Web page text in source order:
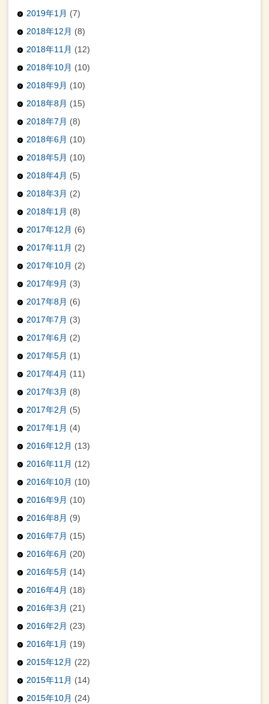
2019年1月 (7)
2018年12月 (8)
2018年11月 (12)
2018年10月 (10)
2018年9月 (10)
2018年8月 (15)
2018年7月 (8)
2018年6月 (10)
2018年5月 (10)
2018年4月 (5)
2018年3月 (2)
2018年1月 (8)
2017年12月 (6)
2017年11月 (2)
2017年10月 (2)
2017年9月 (3)
2017年8月 (6)
2017年7月 (3)
2017年6月 (2)
2017年5月 (1)
2017年4月 (11)
2017年3月 (8)
2017年2月 (5)
2017年1月 (4)
2016年12月 (13)
2016年11月 (12)
2016年10月 (10)
2016年9月 (10)
2016年8月 (9)
2016年7月 (15)
2016年6月 (20)
2016年5月 (14)
2016年4月 (18)
2016年3月 (21)
2016年2月 (23)
2016年1月 (19)
2015年12月 (22)
2015年11月 (14)
2015年10月 (24)